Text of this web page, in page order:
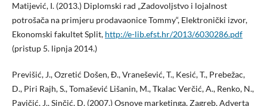
Matijević, I. (2013.) Diplomski rad „Zadovoljstvo i lojalnost
potrošača na primjeru prodavaonice Tommy“, Elektronički izvor,
Ekonomski fakultet Split, http://e-lib.efst.hr/2013/6030286.pdf
(pristup 5. lipnja 2014.)
Previšić, J., Ozretić Došen, Đ., Vranešević, T., Kesić, T., Prebežac,
D., Piri Rajh, S., Tomašević Lišanin, M., Tkalac Verčić, A., Renko, N.,
Pavičić, J., Sinčić, D. (2007.) Osnove marketinga, Zagreb, Adverta